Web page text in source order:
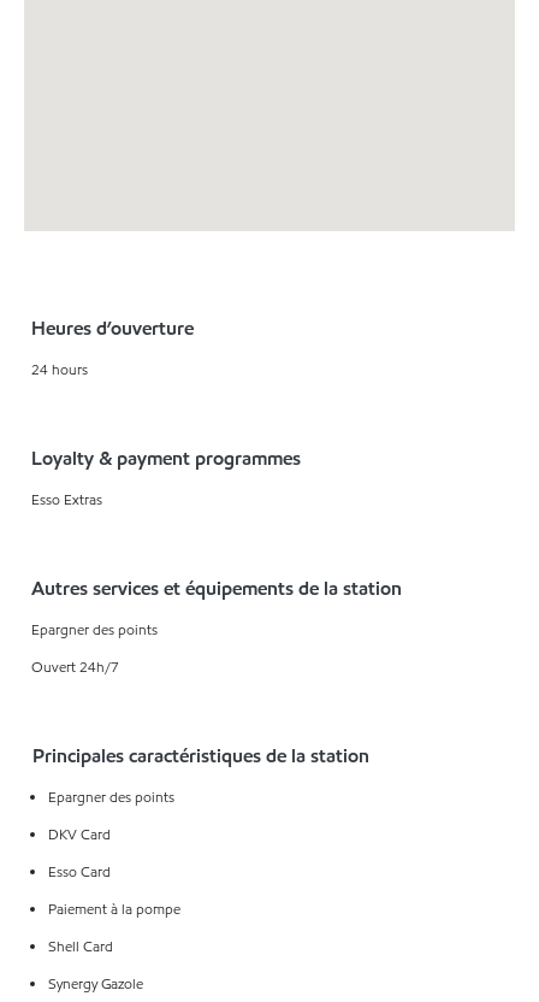
Heures d’ouverture
24 hours
Loyalty & payment programmes
Esso Extras
Autres services et équipements de la station
Epargner des points
Ouvert 24h/7
Principales caractéristiques de la station
Epargner des points
DKV Card
Esso Card
Paiement à la pompe
Shell Card
Synergy Gazole